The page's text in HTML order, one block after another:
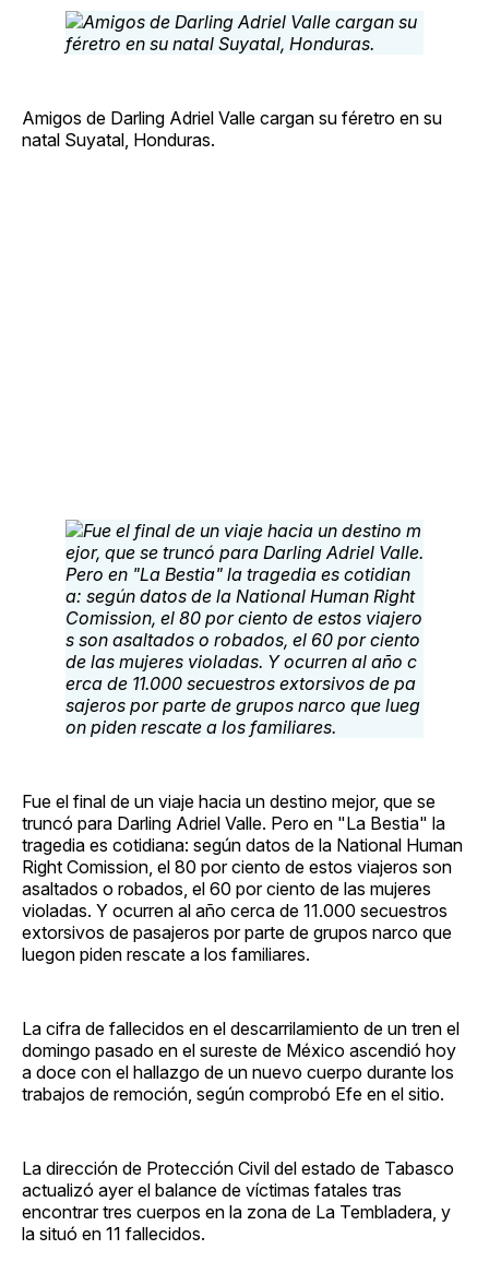
Amigos de Darling Adriel Valle cargan su féretro en su
natal Suyatal, Honduras.
Fue el final de un viaje hacia un destino mejor, que se
truncó para Darling Adriel Valle. Pero en "La Bestia" la
tragedia es cotidiana: según datos de la National Human
Right Comission, el 80 por ciento de estos viajeros son
asaltados o robados, el 60 por ciento de las mujeres
violadas. Y ocurren al año cerca de 11.000 secuestros
extorsivos de pasajeros por parte de grupos narco que
luegon piden rescate a los familiares.
La cifra de fallecidos en el descarrilamiento de un tren el
domingo pasado en el sureste de México ascendió hoy
a doce con el hallazgo de un nuevo cuerpo durante los
trabajos de remoción, según comprobó Efe en el sitio.
La dirección de Protección Civil del estado de Tabasco
actualizó ayer el balance de víctimas fatales tras
encontrar tres cuerpos en la zona de La Tembladera, y
la situó en 11 fallecidos.